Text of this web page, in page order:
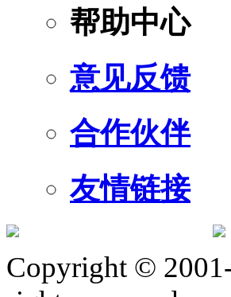
帮助中心
意见反馈
合作伙伴
友情链接
Copyright ©